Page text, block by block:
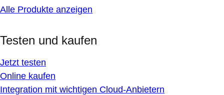
Alle Produkte anzeigen
Testen und kaufen
Jetzt testen
Online kaufen
Integration mit wichtigen Cloud-Anbietern